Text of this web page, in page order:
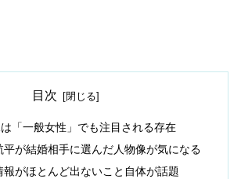
目次
「一般女性」でも注目される存在
が結婚相手に選んだ人物像が気になる
がほとんど出ないこと自体が話題